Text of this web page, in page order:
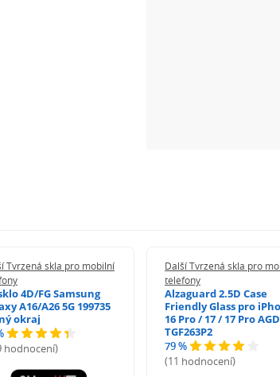
Tvrzená skla pro mobilní
4D/FG Samsung
A16/A26 5G 199735
okraj
hodnocení)
Další Tvrzená skla pro
telefony
Alzaguard 2.5D Case
Friendly Glass pro
16 Pro / 17 / 17 Pro
TGF263P2
79 %
(11 hodnocení)